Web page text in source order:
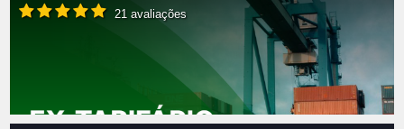
21 avaliações